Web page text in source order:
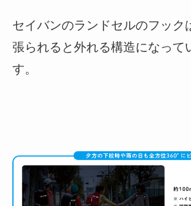
セイバンのランドセルのフック
張られると外れる構造になって
す。